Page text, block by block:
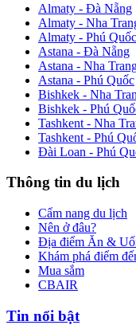
Almaty - Đà Nẵng
Almaty - Nha
Almaty - Phú Quốc
Astana - Đà Nẵng
Astana - Nha
Astana - Phú Quốc
Bishkek - Nha
Bishkek - Phú
Tashkent - Nha
Tashkent - Phú
Đài Loan - Phú
Thông tin du lịch
Cẩm nang du lịch
Nên ở đâu?
Địa điểm Ăn &
Khám phá điểm
Mua sắm
CBAIR
Tin nổi bật